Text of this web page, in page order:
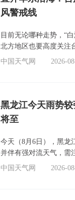
风警戒线
目前无论哪种走势，“
北方地区也要高度关注
中国天气网
2026-
黑龙江今天雨势
将至
今天（8月6日），黑龙
并伴有强对流天气，需
中国天气网
2026-